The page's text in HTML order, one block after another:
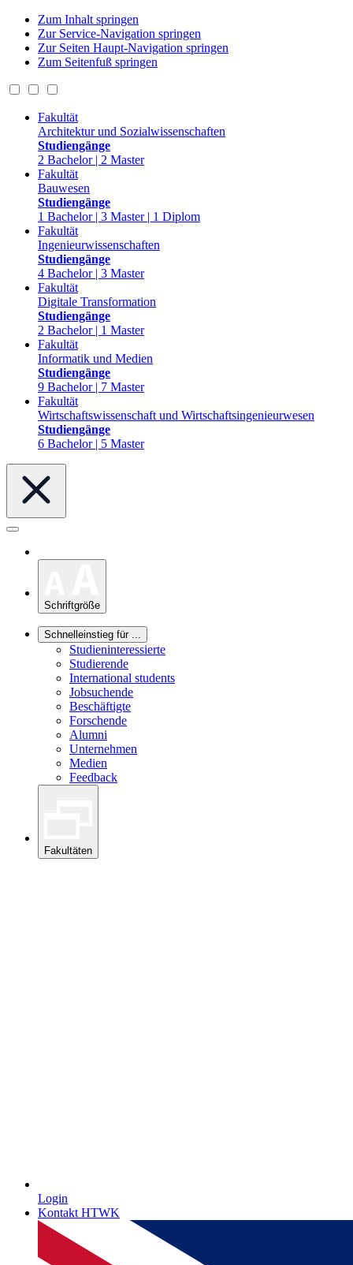
Zum Inhalt springen
Zur Service-Navigation springen
Zur Seiten Haupt-Navigation springen
Zum Seitenfuß springen
Fakultät
Architektur und Sozialwissenschaften
Studiengänge
2 Bachelor | 2 Master
Fakultät
Bauwesen
Studiengänge
1 Bachelor | 3 Master | 1 Diplom
Fakultät
Ingenieurwissenschaften
Studiengänge
4 Bachelor | 3 Master
Fakultät
Digitale Transformation
Studiengänge
2 Bachelor | 1 Master
Fakultät
Informatik und Medien
Studiengänge
9 Bachelor | 7 Master
Fakultät
Wirtschaftswissenschaft und Wirtschaftsingenieurwesen
Studiengänge
6 Bachelor | 5 Master
Schriftgröße
Schnelleinstieg für ...
Studieninteressierte
Studierende
International students
Jobsuchende
Beschäftigte
Forschende
Alumni
Unternehmen
Medien
Feedback
Fakultäten
Login
Kontakt HTWK